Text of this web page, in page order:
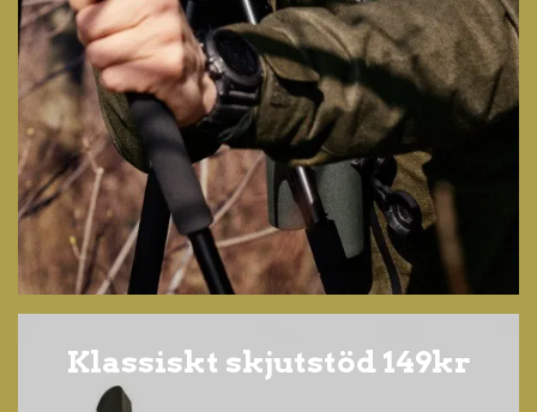
Klassiskt skjutstöd 149kr